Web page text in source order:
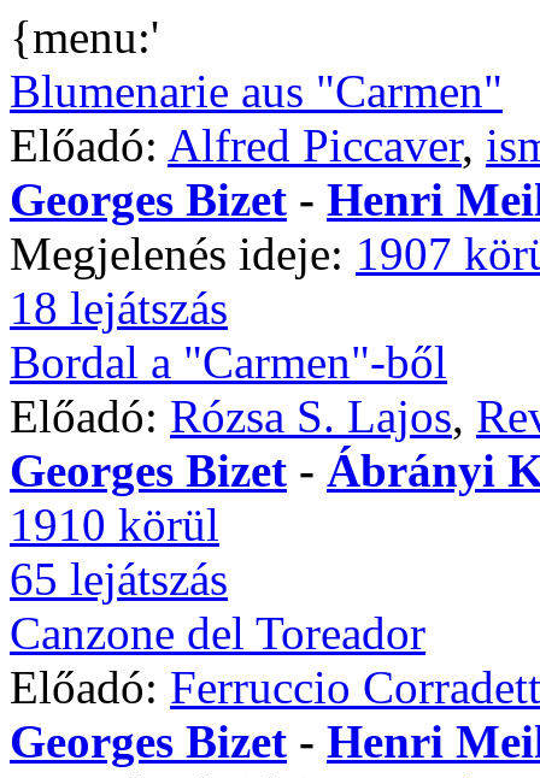
{menu:'
Blumenarie aus "Carmen"
Előadó: Alfred Piccaver,
Georges Bizet - Henri
Megjelenés ideje: 1907
18 lejátszás
Bordal a "Carmen"-ből
Előadó: Rózsa S. Lajos,
Georges Bizet - Ábrányi
1910 körül
65 lejátszás
Canzone del Toreador
Előadó: Ferruccio
Georges Bizet - Henri